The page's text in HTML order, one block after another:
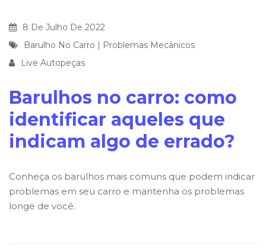
8 De Julho De 2022
Barulho No Carro | Problemas Mecânicos
Live Autopeças
Barulhos no carro: como
identificar aqueles que
indicam algo de errado?
Conheça os barulhos mais comuns que podem indicar
problemas em seu carro e mantenha os problemas
longe de você.